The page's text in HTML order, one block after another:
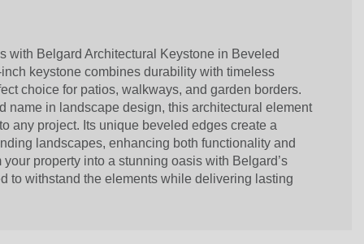
with Belgard Architectural Keystone in Beveled
keystone combines durability with timeless
choice for patios, walkways, and garden borders.
name in landscape design, this architectural element
any project. Its unique beveled edges create a
landscapes, enhancing both functionality and
property into a stunning oasis with Belgard’s
to withstand the elements while delivering lasting